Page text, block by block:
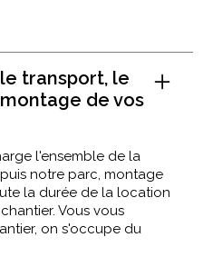
transport, le
de vos
l'ensemble de la
notre parc, montage
la durée de la location
Vous vous
on s'occupe du